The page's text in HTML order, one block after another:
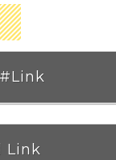
#Link
Link